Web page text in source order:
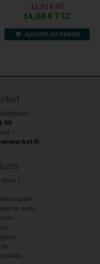
12,23 € HT
14,68 € TTC
AJOUTER AU PANIER
:
90
:
?
de vente